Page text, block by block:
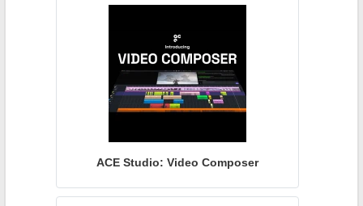
ACE Studio: Video Composer